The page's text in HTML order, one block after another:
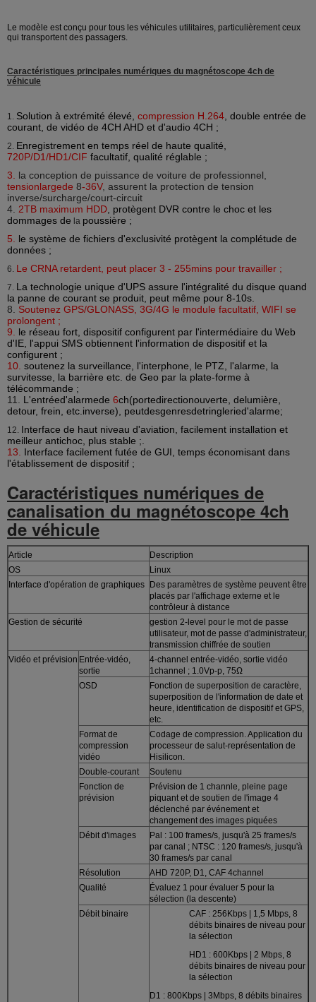
Le modèle est conçu pour tous les véhicules utilitaires, particulièrement ceux
qui transportent des passagers.
Caractéristiques principales numériques du magnétoscope 4ch de
véhicule
1. Solution à extrémité élevé, compression H.264 , double entrée de
courant, de vidéo de 4CH AHD et d'audio 4CH ;
2. Enregistrement en temps réel de haute qualité,
720P/D1/HD1/CIF facultatif, qualité réglable ;
3. la conception de puissance de voiture de professionnel,
tensionlargede 8-36V, assurent la protection de tension
inverse/surcharge/court-circuit
4. 2TB maximum HDD , protègent DVR contre le choc et les
dommages de la poussière ;
5. le système de fichiers d'exclusivité protègent la complétude de
données ;
6. Le CRNA retardent, peut placer 3 - 255mins pour travailler ;
7. La technologie unique d'UPS assure l'intégralité du disque quand
la panne de courant se produit, peut même pour 8-10s.
8. Soutenez GPS/GLONASS, 3G/4G le module facultatif, WIFI se
prolongent ;
9.
le réseau fort, dispositif configurent par l'intermédiaire du Web
d'IE, l'appui SMS obtiennent l'information de dispositif et la
configurent ;
10. soutenez la surveillance, l'interphone, le PTZ, l'alarme, la
survitesse, la barrière etc. de Geo par la plate-forme à
télécommande ;
11. L'entréed'alarmede 6ch(portedirectionouverte, delumière,
detour, frein, etc.inverse), peutdesgenresdetringleried'alarme;
12. Interface de haut niveau d'aviation, facilement installation et
meilleur antichoc, plus stable ;.
13. Interface facilement futée de GUI, temps économisant dans
l'établissement de dispositif ;
Caractéristiques numériques de
canalisation du magnétoscope 4ch
de véhicule
Article
Description
OS
Linux
Interface d'opération de graphiques Des paramètres de système peuvent être
placés par l'affichage externe et le
contrôleur à distance
Gestion de sécurité
gestion 2-level pour le mot de passe
utilisateur, mot de passe d'administrateur,
transmission chiffrée de soutien
Vidéo et prévision Entrée-vidéo,
sortie
4-channel entrée-vidéo, sortie vidéo
1channel ; 1.0Vp-p, 75Ω
OSD
Fonction de superposition de caractère,
superposition de l'information de date et
heure, identification de dispositif et GPS,
etc.
Format de
compression
vidéo
Codage de compression. Application du
processeur de salut-représentation de
Hisilicon.
Double-courant
Soutenu
Fonction de
prévision
Prévision de 1 channle, pleine page
piquant et de soutien de l'image 4
déclenché par événement et
changement des images piquées
Débit d'images
Pal : 100 frames/s, jusqu'à 25 frames/s
par canal ; NTSC : 120 frames/s, jusqu'à
30 frames/s par canal
Résolution
AHD 720P, D1, CAF 4channel
Qualité
Évaluez 1 pour évaluer 5 pour la
sélection (la descente)
Débit binaire
CAF : 256Kbps | 1,5 Mbps, 8
débits binaires de niveau pour
la sélection
HD1 : 600Kbps | 2 Mbps, 8
débits binaires de niveau pour
la sélection
D1 : 800Kbps | 3Mbps, 8 débits binaires